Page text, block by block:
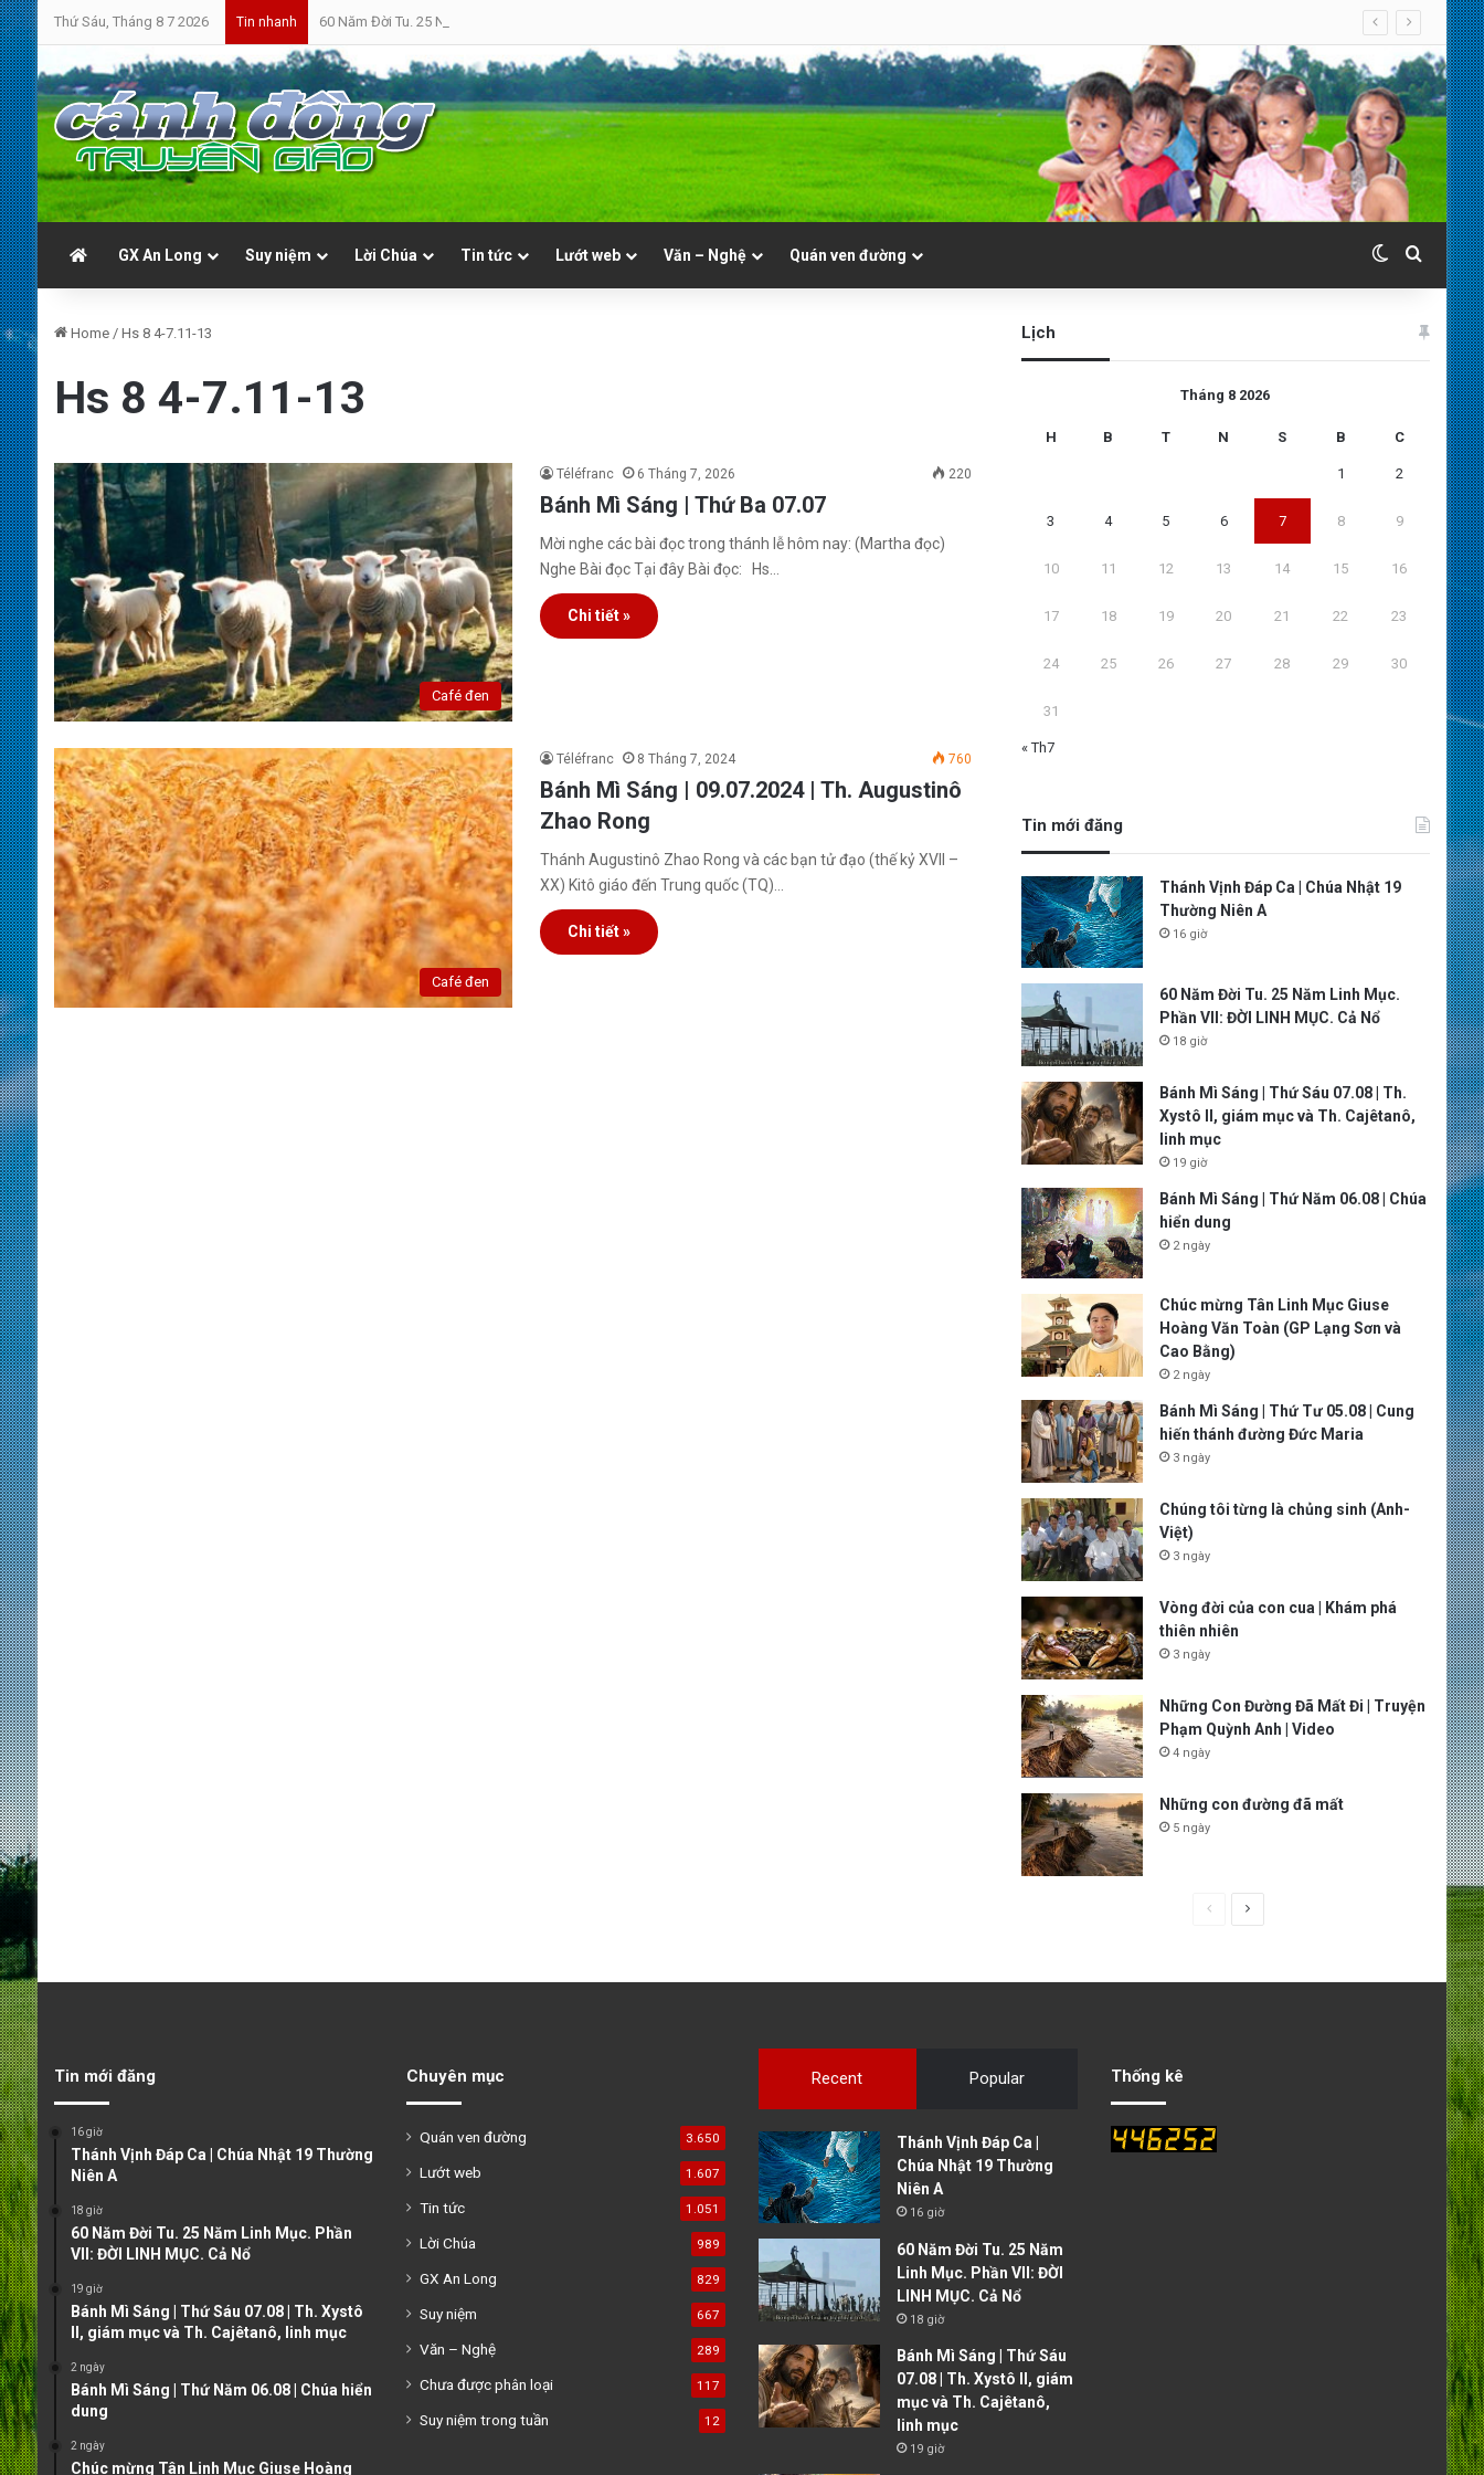
Thứ Sáu, Tháng 8 7 2026 Tin nhanh 60 Năm Đời Tu. 25 Năm Linh Mục. Phần VII: ĐỜI LINH MỤC. Cả Nổ
GX An Long Suy niệm Lời Chúa Tin tức Lướt web Văn – Nghệ Quán ven đường Switch skin
Search
Home / Hs 8 4-7.11-13
Hs 8 4-7.11-13
Café đen
Téléfranc 6 Tháng 7, 2026 220
Bánh Mì Sáng | Thứ Ba 07.07
Mời nghe các bài đọc trong thánh lễ hôm nay: (Martha đọc)
Nghe Bài đọc Tại đây Bài đọc: Hs…
Chi tiết »
Café đen
Téléfranc 8 Tháng 7, 2024 760
Bánh Mì Sáng | 09.07.2024 | Th. Augustinô
Zhao Rong
Thánh Augustinô Zhao Rong và các bạn tử đạo (thế kỷ XVII –
XX) Kitô giáo đến Trung quốc (TQ)…
Chi tiết »
Lịch
Tháng 8 2026
H B T N S B C
1 2
3 4 5 6 7 8 9
10 11 12 13 14 15 16
17 18 19 20 21 22 23
24 25 26 27 28 29 30
31
« Th7
Tin mới đăng
Thánh Vịnh Đáp Ca | Chúa Nhật 19
Thường Niên A
16 giờ
60 Năm Đời Tu. 25 Năm Linh Mục.
Phần VII: ĐỜI LINH MỤC. Cả Nổ
18 giờ
Bánh Mì Sáng | Thứ Sáu 07.08 | Th.
Xystô II, giám mục và Th. Cajêtanô,
linh mục
19 giờ
Bánh Mì Sáng | Thứ Năm 06.08 | Chúa
hiển dung
2 ngày
Chúc mừng Tân Linh Mục Giuse
Hoàng Văn Toàn (GP Lạng Sơn và
Cao Bằng)
2 ngày
Bánh Mì Sáng | Thứ Tư 05.08 | Cung
hiến thánh đường Đức Maria
3 ngày
Chúng tôi từng là chủng sinh (Anh-
Việt)
3 ngày
Vòng đời của con cua | Khám phá
thiên nhiên
3 ngày
Những Con Đường Đã Mất Đi | Truyện
Phạm Quỳnh Anh | Video
4 ngày
Những con đường đã mất
5 ngày
s
p
Tin mới đăng
16 giờ
Thánh Vịnh Đáp Ca | Chúa Nhật 19 Thường
Niên A
18 giờ
60 Năm Đời Tu. 25 Năm Linh Mục. Phần
VII: ĐỜI LINH MỤC. Cả Nổ
19 giờ
Bánh Mì Sáng | Thứ Sáu 07.08 | Th. Xystô
II, giám mục và Th. Cajêtanô, linh mục
2 ngày
Bánh Mì Sáng | Thứ Năm 06.08 | Chúa hiển
dung
2 ngày
Chúc mừng Tân Linh Mục Giuse Hoàng
Chuyên mục
Quán ven đường 3.650
Lướt web 1.607
Tin tức 1.051
Lời Chúa 989
GX An Long 829
Suy niệm 667
Văn – Nghệ 289
Chưa được phân loại 117
Suy niệm trong tuần 12
Recent Popular
Thánh Vịnh Đáp Ca |
Chúa Nhật 19 Thường
Niên A
16 giờ
60 Năm Đời Tu. 25 Năm
Linh Mục. Phần VII: ĐỜI
LINH MỤC. Cả Nổ
18 giờ
Bánh Mì Sáng | Thứ Sáu
07.08 | Th. Xystô II, giám
mục và Th. Cajêtanô,
linh mục
19 giờ
Thống kê